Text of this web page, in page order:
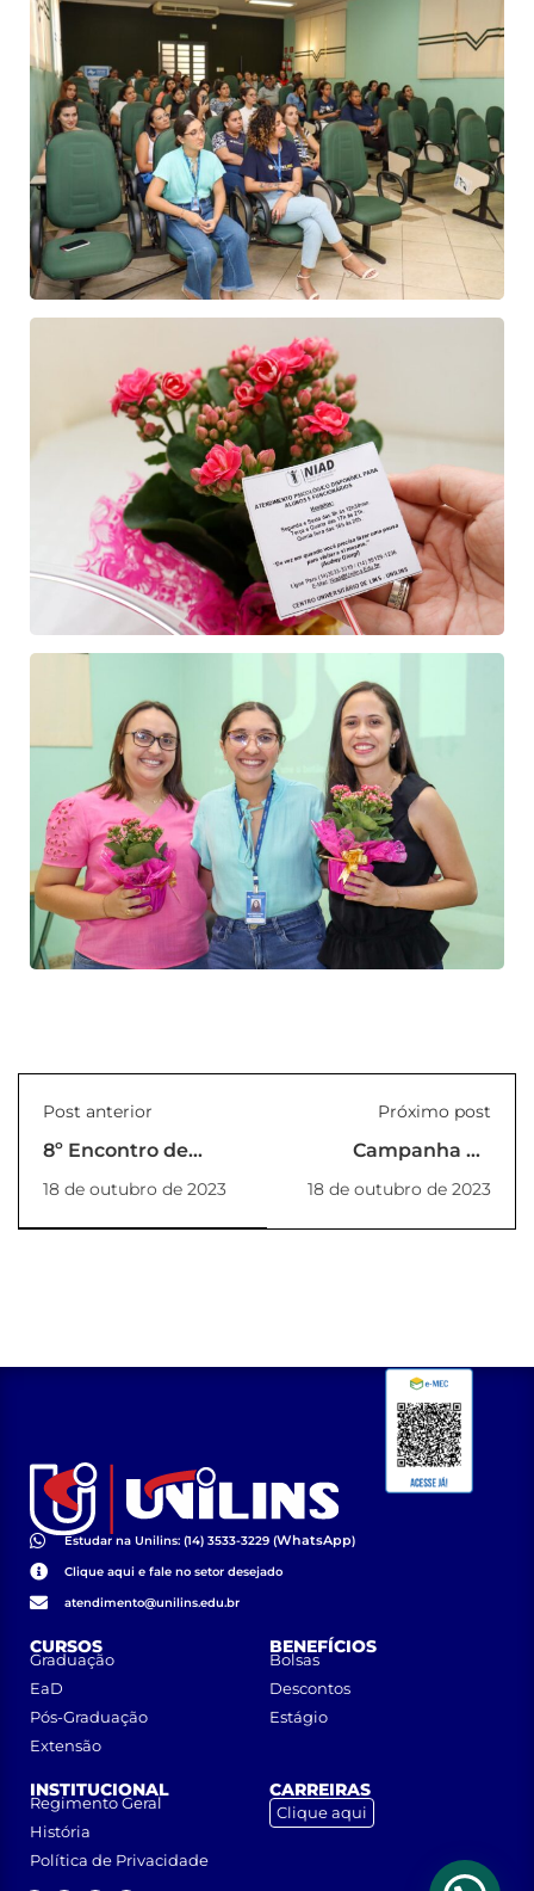
Post anterior
8º Encontro de
Carros de Lins
18 de outubro de 2023
Próximo post
Campanha de
arrecadação e
doação de leite
18 de outubro de 2023
Estudar na Unilins: (14) 3533-3229 (WhatsApp)
Clique aqui e fale no setor desejado
atendimento@unilins.edu.br
CURSOS
Graduação
EaD
Pós-Graduação
Extensão
BENEFÍCIOS
Bolsas
Descontos
Estágio
INSTITUCIONAL
Regimento Geral
História
Política de Privacidade
CARREIRAS
Clique aqui